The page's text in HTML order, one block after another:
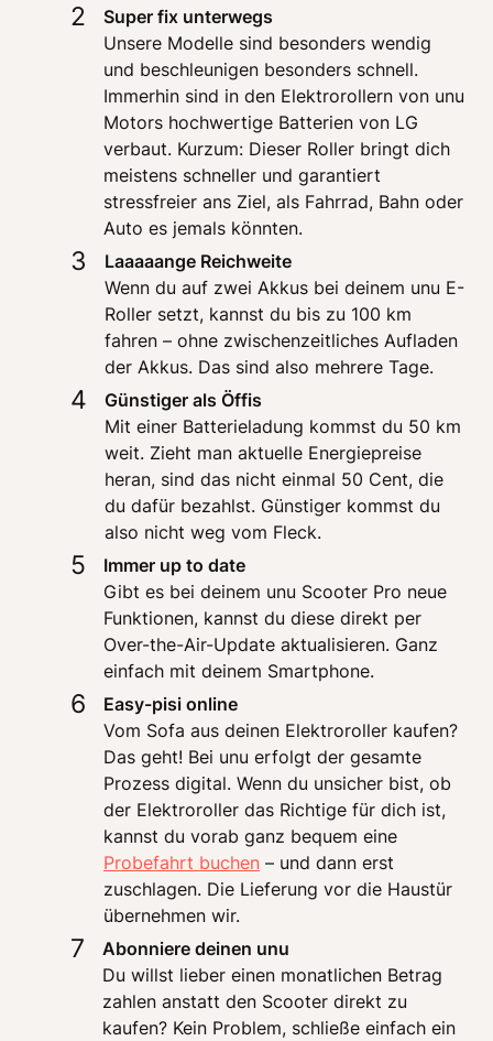
2
Unsere Modelle sind besonders wendig
und beschleunigen besonders schnell.
Immerhin sind in den Elektrorollern von unu
Motors hochwertige Batterien von LG
verbaut. Kurzum: Dieser Roller bringt dich
meistens schneller und garantiert
stressfreier ans Ziel, als Fahrrad, Bahn oder
Auto es jemals könnten.
3
Wenn du auf zwei Akkus bei deinem unu E-
Roller setzt, kannst du bis zu 100 km
fahren – ohne zwischenzeitliches Aufladen
der Akkus. Das sind also mehrere Tage.
4
Mit einer Batterieladung kommst du 50 km
weit. Zieht man aktuelle Energiepreise
heran, sind das nicht einmal 50 Cent, die
du dafür bezahlst. Günstiger kommst du
also nicht weg vom Fleck.
5
Gibt es bei deinem unu Scooter Pro neue
Funktionen, kannst du diese direkt per
Over-the-Air-Update aktualisieren. Ganz
einfach mit deinem Smartphone.
6
Vom Sofa aus deinen Elektroroller kaufen?
Das geht! Bei unu erfolgt der gesamte
Prozess digital. Wenn du unsicher bist, ob
der Elektroroller das Richtige für dich ist,
Probefahrt buchen – und dann erst
zuschlagen. Die Lieferung vor die Haustür
übernehmen wir.
7
Abonniere deinen unu
Du willst lieber einen monatlichen Betrag
zahlen anstatt den Scooter direkt zu
kaufen? Kein Problem, schließe einfach ein